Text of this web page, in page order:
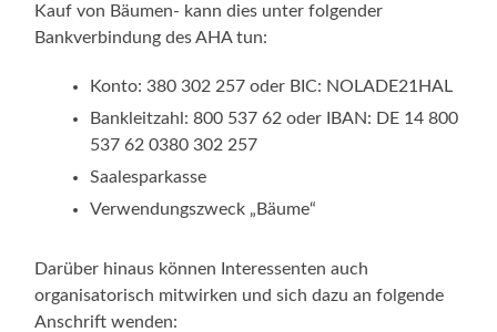
Kauf von Bäumen- kann dies unter folgender
Bankverbindung des AHA tun:
Konto: 380 302 257 oder BIC: NOLADE21HAL
Bankleitzahl: 800 537 62 oder IBAN: DE 14 800
537 62 0380 302 257
Saalesparkasse
Verwendungszweck „Bäume“
Darüber hinaus können Interessenten auch
organisatorisch mitwirken und sich dazu an folgende
Anschrift wenden: